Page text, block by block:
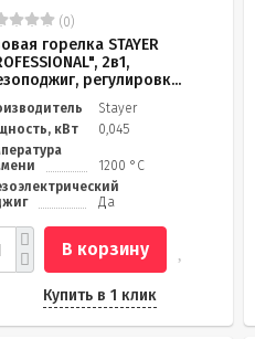
(0)
горелка STAYER
2в1,
регулировк...
Stayer
кВт
0,045
1200 °С
Да
В корзину
Купить в 1 клик